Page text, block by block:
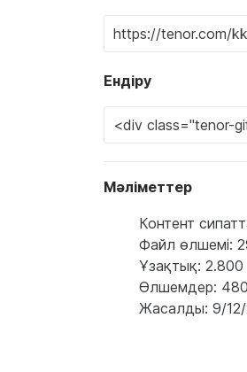
Ендіру
Мәліметтер
Контент
Файл өлшемі:
Ұзақтық: 2.800
Өлшемдер:
Жасалды: 9/12/